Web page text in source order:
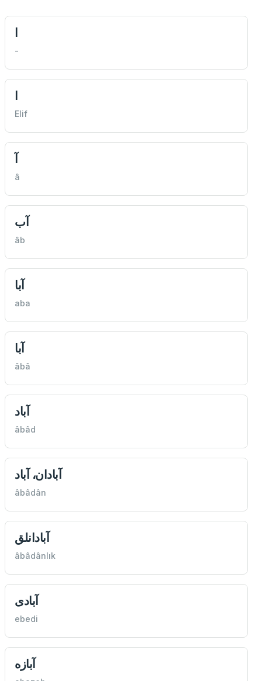
-
Elif
â
آب
âb
آبا
aba
آبا
âbâ
آباد
âbâd
آبادان، آباد
âbâdân
آبادانلق
âbâdânlık
آبادی
ebedi
آبازه